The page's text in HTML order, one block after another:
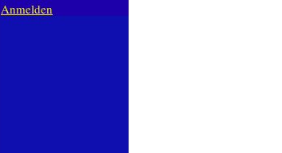
Anmelden